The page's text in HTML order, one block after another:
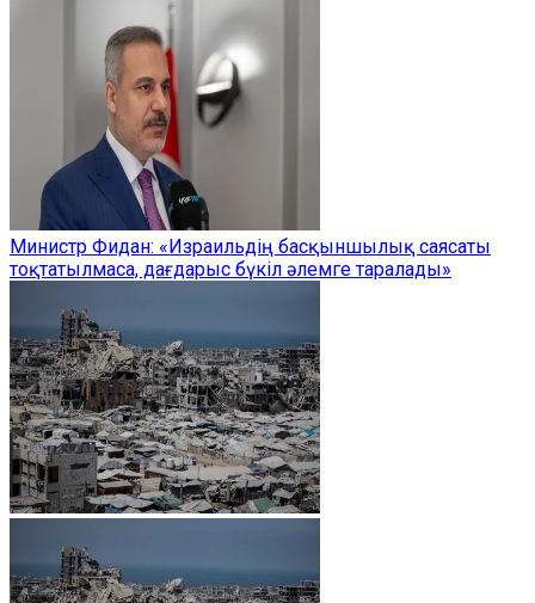
Министр Фидан: «Израильдің басқыншылық саясаты
тоқтатылмаса, дағдарыс бүкіл әлемге таралады»